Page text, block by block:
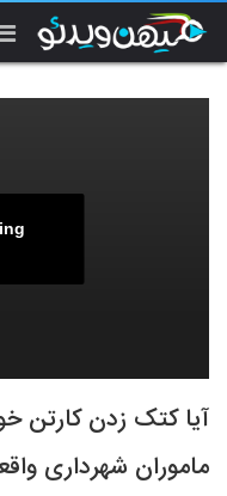
آیا کتک زدن کارتن‌
ماموران شهرداری